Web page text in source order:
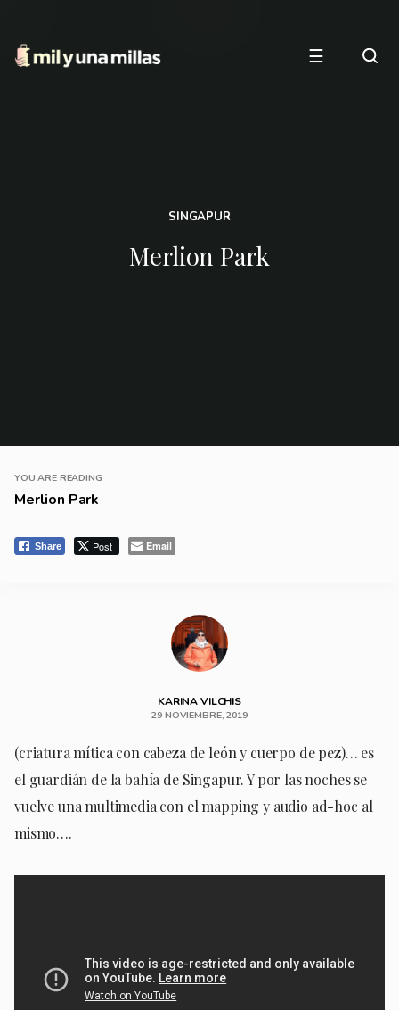
☰
SINGAPUR
Merlion Park
YOU ARE READING
Merlion Park
Share Post Email
KARINA VILCHIS
29 NOVIEMBRE, 2019
(criatura mítica con cabeza de león y cuerpo de pez)… es
el guardián de la bahía de Singapur. Y por las noches se
vuelve una multimedia con el mapping y audio ad-hoc al
mismo….